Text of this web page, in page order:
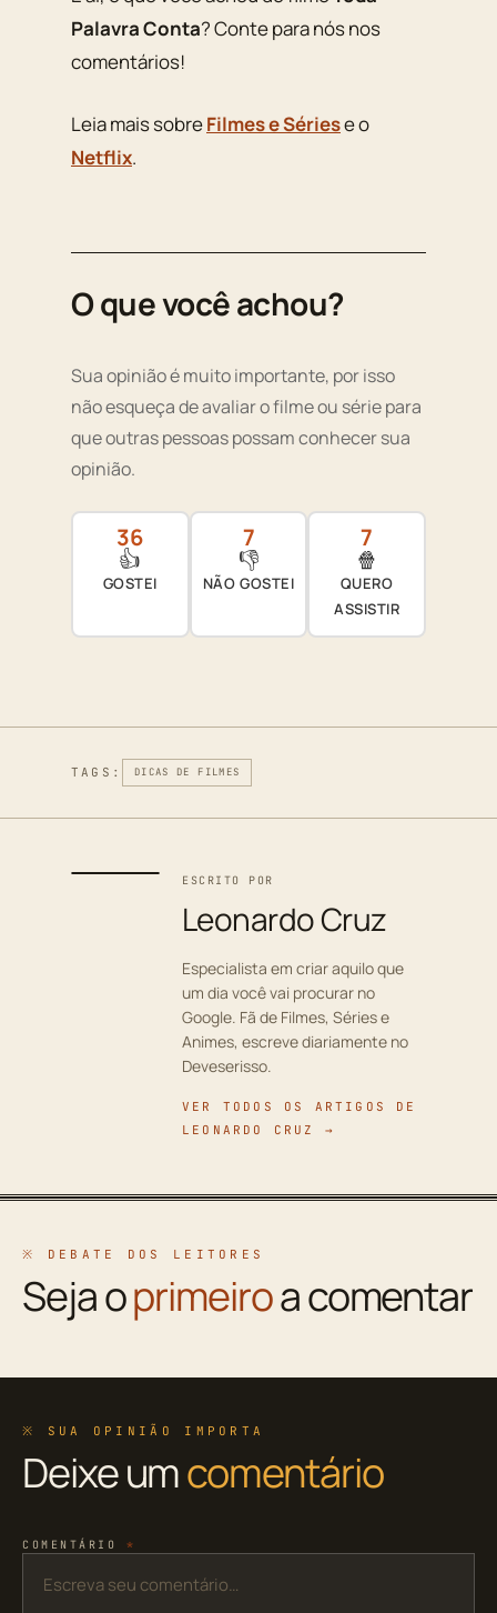
Palavra Conta? Conte para nós nos
comentários!
Leia mais sobreFilmes e Sériese o
Netflix.
O que você achou?
Sua opinião é muito importante, por isso
não esqueça de avaliar o filme ou série para
que outras pessoas possam conhecer sua
opinião.
36
👍
GOSTEI
7
👎
NÃO GOSTEI
7
🍿
QUERO
ASSISTIR
TAGS: DICAS DE FILMES
ESCRITO POR
Leonardo Cruz
Especialista em criar aquilo que
um dia você vai procurar no
Google. Fã de Filmes, Séries e
Animes, escreve diariamente no
Deveserisso.
VER TODOS OS ARTIGOS DE
LEONARDO CRUZ →
※ DEBATE DOS LEITORES
Seja oprimeiroa comentar
※ SUA OPINIÃO IMPORTA
Deixe umcomentário
COMENTÁRIO *